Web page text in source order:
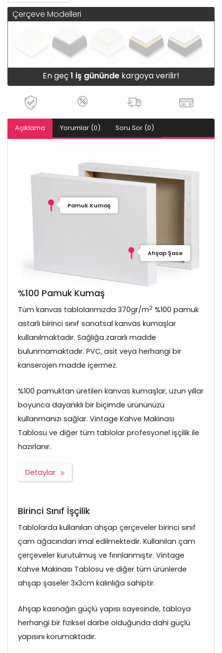
Çerçeve Modelleri
En geç1 iş gününde kargoya verilir!
Açıklama Yorumlar (0) Soru Sor (0)
Pamuk Kumaş
Ahşap Şase
%100 Pamuk Kumaş
Tüm kanvas tablolarımızda 370gr/m2 %100 pamuk
astarlı birinci sınıf sanatsal kanvas kumaşlar
kullanılmaktadır. Sağlığa zararlı madde
bulunmamaktadır. PVC, asit veya herhangi bir
kanserojen madde içermez.
%100 pamuktan üretilen kanvas kumaşlar, uzun yıllar
boyunca dayanıklı bir biçimde ürününüzü
kullanmanızı sağlar. Vintage Kahve Makinası
Tablosu ve diğer tüm tablolar profesyonel işçilik ile
hazırlanır.
Detaylar
Birinci Sınıf İşçilik
Tablolarda kullanılan ahşap çerçeveler birinci sınıf
çam ağacından imal edilmektedir. Kullanılan çam
çerçeveler kurutulmuş ve fırınlanmıştır. Vintage
Kahve Makinası Tablosu ve diğer tüm ürünlerde
ahşap şaseler 3x3cm kalınlığa sahiptir.
Ahşap kasnağın güçlü yapısı sayesinde, tabloya
herhangi bir fiziksel darbe olduğunda dahi güçlü
yapısını korumaktadır.